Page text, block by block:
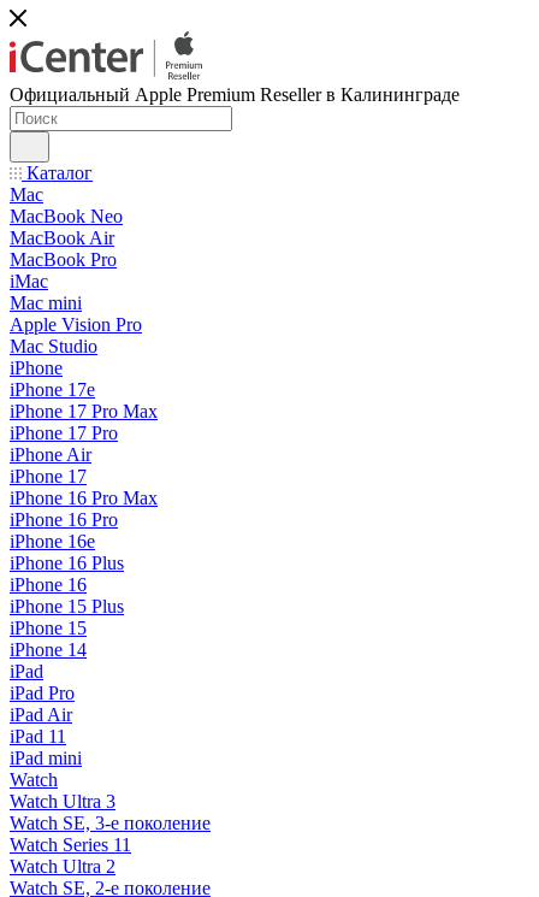
Официальный Apple Premium Reseller в Калининграде
Каталог
Mac
MacBook Neo
MacBook Air
MacBook Pro
iMac
Mac mini
Apple Vision Pro
Mac Studio
iPhone
iPhone 17e
iPhone 17 Pro Max
iPhone 17 Pro
iPhone Air
iPhone 17
iPhone 16 Pro Max
iPhone 16 Pro
iPhone 16e
iPhone 16 Plus
iPhone 16
iPhone 15 Plus
iPhone 15
iPhone 14
iPad
iPad Pro
iPad Air
iPad 11
iPad mini
Watch
Watch Ultra 3
Watch SE, 3-е поколение
Watch Series 11
Watch Ultra 2
Watch SE, 2-е поколение